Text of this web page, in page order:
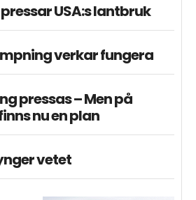
USA:s lantbruk
verkar fungera
pressas – Men på
nu en plan
vetet